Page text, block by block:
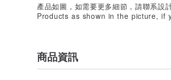
產品如圖，如需要更多細節，請聯系設計
Products as shown in the picture, if
商品資訊